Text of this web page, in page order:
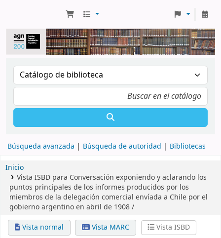
Búsqueda avanzada Búsqueda de autoridad Bibliotecas
Inicio
Vista ISBD para Conversación exponiendo y aclarando los
puntos principales de los informes producidos por los
miembros de la delegación comercial envíada a Chile por el
gobierno argentino en abril de 1908 /
Vista normal
Vista MARC Vista ISBD